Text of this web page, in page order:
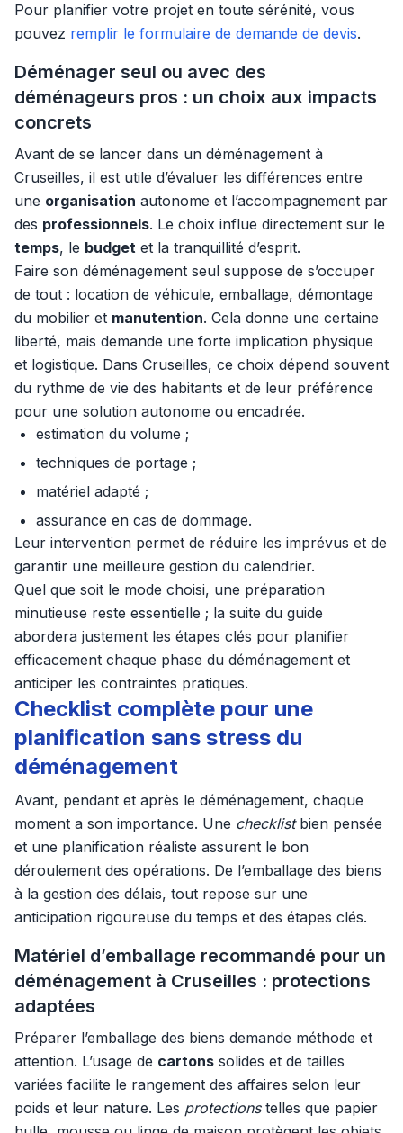
Pour planifier votre projet en toute sérénité, vous
pouvez remplir le formulaire de demande de devis.
Déménager seul ou avec des
déménageurs pros : un choix aux impacts
concrets
Avant de se lancer dans un déménagement à
Cruseilles, il est utile d’évaluer les différences entre
une organisation autonome et l’accompagnement par
des professionnels. Le choix influe directement sur le
temps, le budget et la tranquillité d’esprit.
Faire son déménagement seul suppose de s’occuper
de tout : location de véhicule, emballage, démontage
du mobilier et manutention. Cela donne une certaine
liberté, mais demande une forte implication physique
et logistique. Dans Cruseilles, ce choix dépend souvent
du rythme de vie des habitants et de leur préférence
pour une solution autonome ou encadrée.
estimation du volume ;
techniques de portage ;
matériel adapté ;
assurance en cas de dommage.
Leur intervention permet de réduire les imprévus et de
garantir une meilleure gestion du calendrier.
Quel que soit le mode choisi, une préparation
minutieuse reste essentielle ; la suite du guide
abordera justement les étapes clés pour planifier
efficacement chaque phase du déménagement et
anticiper les contraintes pratiques.
Checklist complète pour une
planification sans stress du
déménagement
Avant, pendant et après le déménagement, chaque
moment a son importance. Une checklistbien pensée
et une planification réaliste assurent le bon
déroulement des opérations. De l’emballage des biens
à la gestion des délais, tout repose sur une
anticipation rigoureuse du temps et des étapes clés.
Matériel d’emballage recommandé pour un
déménagement à Cruseilles : protections
adaptées
Préparer l’emballage des biens demande méthode et
attention. L’usage de cartons solides et de tailles
variées facilite le rangement des affaires selon leur
poids et leur nature. Les protectionstelles que papier